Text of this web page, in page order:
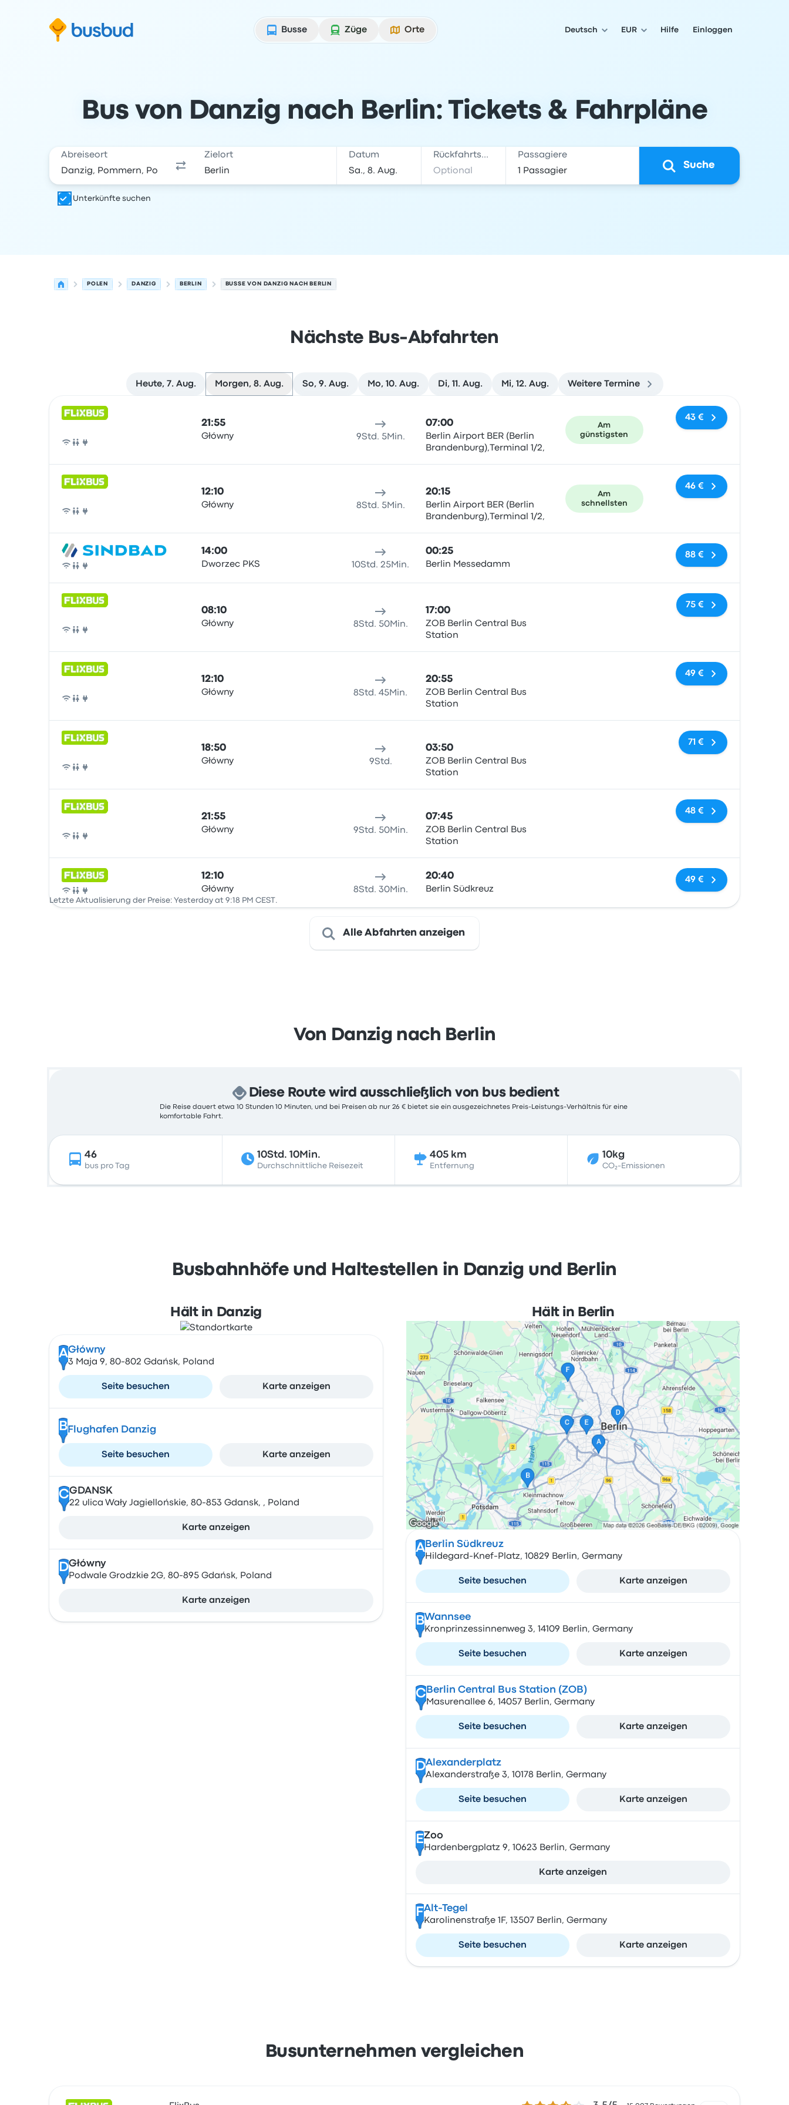
Busse
Züge Orte Deutsch EUR Hilfe Einloggen
Bus von Danzig nach Berlin: Tickets & Fahrpläne
Abreiseort Zielort Datum Rückfahrtsdatum Passagiere
Suche
Unterkünfte suchen
POLEN DANZIG BERLIN BUSSE VON DANZIG NACH BERLIN
Nächste Bus-Abfahrten
Heute, 7. Aug. Morgen, 8. Aug. So, 9. Aug. Mo, 10. Aug. Di, 11. Aug. Mi, 12. Aug. Weitere Termine
Bus
21:55
Główny 9Std. 5Min.
07:00
Berlin Airport BER (Berlin
Brandenburg),Terminal 1/2,
Am
günstigsten
43 €
Bus
12:10
Główny 8Std. 5Min.
20:15
Berlin Airport BER (Berlin
Brandenburg),Terminal 1/2,
Am
schnellsten
46 €
Bus
14:00
Dworzec PKS 10Std. 25Min.
00:25
Berlin Messedamm
Keine Tags
88 €
Bus
08:10
Główny 8Std. 50Min.
17:00
ZOB Berlin Central Bus
Station
Keine Tags
75 €
Bus
12:10
Główny 8Std. 45Min.
20:55
ZOB Berlin Central Bus
Station
Keine Tags
49 €
Bus
18:50
Główny 9Std.
03:50
ZOB Berlin Central Bus
Station
Keine Tags
71 €
Bus
21:55
Główny 9Std. 50Min.
07:45
ZOB Berlin Central Bus
Station
Keine Tags
48 €
Bus
12:10
Główny 8Std. 30Min.
20:40
Berlin Südkreuz
Keine Tags
49 €
Letzte Aktualisierung der Preise: Yesterday at 9:18 PM CEST.
Alle Abfahrten anzeigen
Von Danzig nach Berlin
Diese Route wird ausschließlich von bus bedient
Die Reise dauert etwa 10 Stunden 10 Minuten, und bei Preisen ab nur 26 € bietet sie ein ausgezeichnetes Preis-Leistungs-Verhältnis für eine
komfortable Fahrt.
46
bus pro Tag
10Std. 10Min.
Durchschnittliche Reisezeit
405 km
Entfernung
10kg
CO₂-Emissionen
Busbahnhöfe und Haltestellen in Danzig und Berlin
Hält in Danzig
AGłówny
3 Maja 9, 80-802 Gdańsk, Poland
Seite besuchen Karte anzeigen
BFlughafen Danzig
Seite besuchen Karte anzeigen
CGDANSK
22 ulica Wały Jagiellońskie, 80-853 Gdansk, , Poland
Karte anzeigen
DGłówny
Podwale Grodzkie 2G, 80-895 Gdańsk, Poland
Karte anzeigen
Hält in Berlin
A Berlin Südkreuz
Hildegard-Knef-Platz, 10829 Berlin, Germany
Seite besuchen Karte anzeigen
BWannsee
Kronprinzessinnenweg 3, 14109 Berlin, Germany
Seite besuchen Karte anzeigen
CBerlin Central Bus Station (ZOB)
Masurenallee 6, 14057 Berlin, Germany
Seite besuchen Karte anzeigen
DAlexanderplatz
Alexanderstraße 3, 10178 Berlin, Germany
Seite besuchen Karte anzeigen
EZoo
Hardenbergplatz 9, 10623 Berlin, Germany
Karte anzeigen
FAlt-Tegel
Karolinenstraße 1F, 13507 Berlin, Germany
Seite besuchen Karte anzeigen
Busunternehmen vergleichen